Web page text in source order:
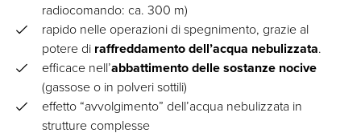
radiocomando: ca. 300 m)
rapido nelle operazioni di spegnimento, grazie al
potere di raffreddamento dell’acqua nebulizzata.
efficace nell’abbattimento delle sostanze nocive
(gassose o in polveri sottili)
effetto “avvolgimento” dell’acqua nebulizzata in
strutture complesse